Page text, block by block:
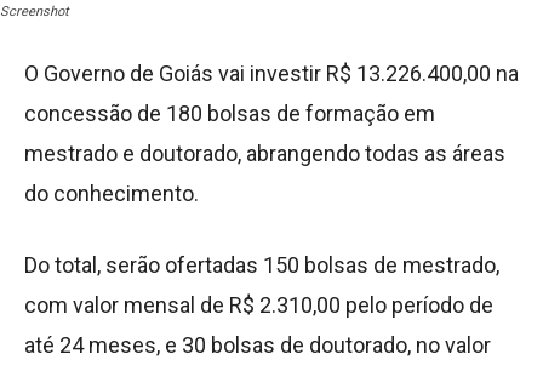
Screenshot
O Governo de Goiás vai investir R$ 13.226.400,00 na
concessão de 180 bolsas de formação em
mestrado e doutorado, abrangendo todas as áreas
do conhecimento.
Do total, serão ofertadas 150 bolsas de mestrado,
com valor mensal de R$ 2.310,00 pelo período de
até 24 meses, e 30 bolsas de doutorado, no valor